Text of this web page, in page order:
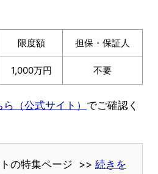
限度額 担保・保証人
1,000万円 不要
ら（公式サイト） でご確認く
の特集ページ >> 続きを